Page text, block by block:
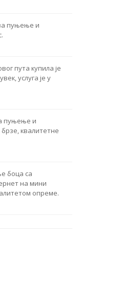
пуњење и
пута купила је
услуга је у
пуњење и
квалитетне
боца са
на мини
опреме.